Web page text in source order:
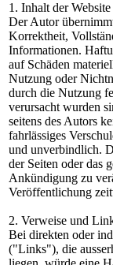
1. Inhalt der Website
Der Autor
Korrektheit,
Informationen.
auf Schäden
Nutzung oder
durch die Nutzung
verursacht wurden
seitens des Autors
fahrlässiges
und unverbindlich.
der Seiten oder das
Ankündigung zu
Veröffentlichung
2. Verweise und
Bei direkten oder
("Links"), die